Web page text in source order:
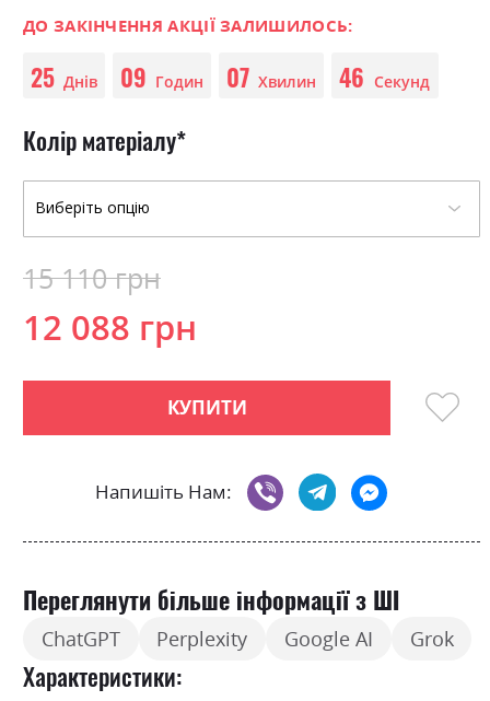
of
images
gallery
ДО ЗАКІНЧЕННЯ АКЦІЇ ЗАЛИШИЛОСЬ:
25 Днів 09 Годин 07 Хвилин 46 Секунд
Колір матеріалу
12 088 грн
15 110 грн
КУПИТИ
Напишіть Нам:
Переглянути більше інформації з ШІ
ChatGPT Perplexity Google AI Grok
Характеристики